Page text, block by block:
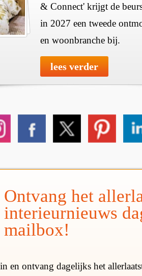
& Connect' krijgt de
in 2027 een tweede
en woonbranche bij.
lees verder
Ontvang het
interieurnieuws
mailbox!
en ontvang dagelijks het